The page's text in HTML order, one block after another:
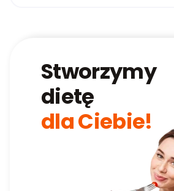
Stworzymy
dietę
dla Ciebie!